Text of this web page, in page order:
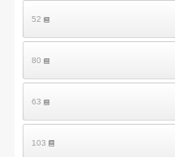
52
80
63
103